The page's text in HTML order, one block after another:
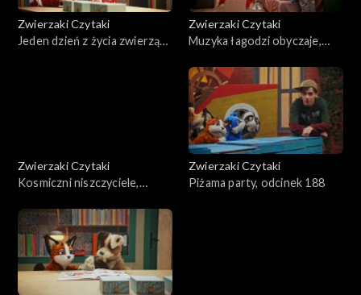
Zwierzaki Czytaki
Jeden dzień z życia zwierząt
Zwierzaki Czytaki
Muzyka łagodzi obyczaje,
Zwierzaki Czytaki
Kosmiczni niszczyciele,
Zwierzaki Czytaki
Piżama party, odcinek 188